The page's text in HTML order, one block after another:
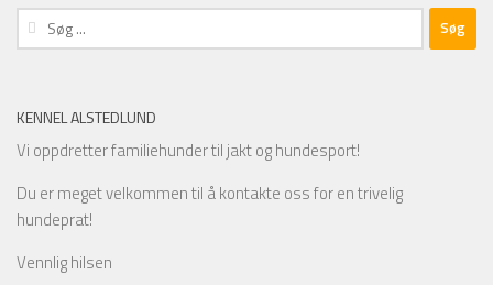
Søg
efter:
KENNEL ALSTEDLUND
Vi oppdretter familiehunder til jakt og hundesport!
Du er meget velkommen til å kontakte oss for en trivelig
hundeprat!
Vennlig hilsen